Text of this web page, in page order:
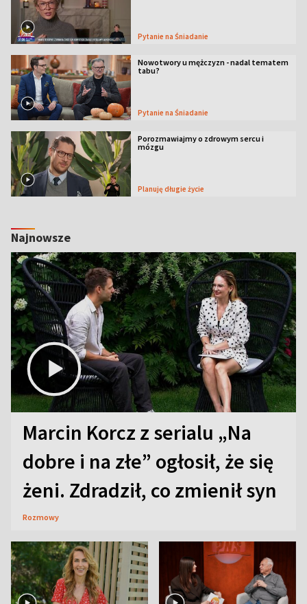
Pytanie na Śniadanie
Nowotwory u mężczyzn - nadal tematem
tabu?
Pytanie na Śniadanie
Porozmawiajmy o zdrowym sercu i
mózgu
Planuję długie życie
Najnowsze
Marcin Korcz z serialu „Na
dobre i na złe” ogłosił, że się
żeni. Zdradził, co zmienił syn
Rozmowy